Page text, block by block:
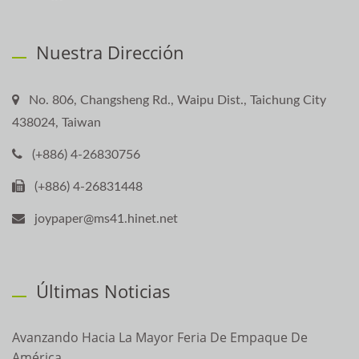
Nuestra Dirección
No. 806, Changsheng Rd., Waipu Dist., Taichung City
438024, Taiwan
(+886) 4-26830756
(+886) 4-26831448
joypaper@ms41.hinet.net
Últimas Noticias
Avanzando Hacia La Mayor Feria De Empaque De